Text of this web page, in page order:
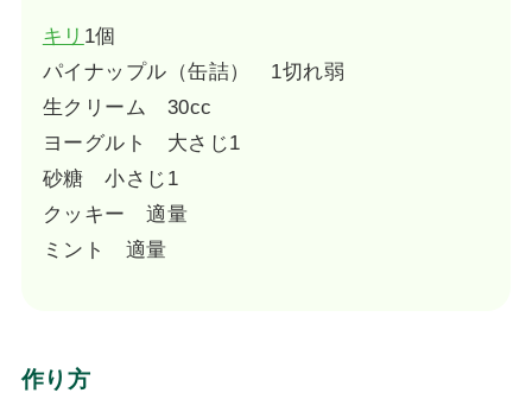
キリ 1個
パイナップル（缶詰） 1切れ弱
生クリーム 30cc
ヨーグルト 大さじ1
砂糖 小さじ1
クッキー 適量
ミント 適量
作り方